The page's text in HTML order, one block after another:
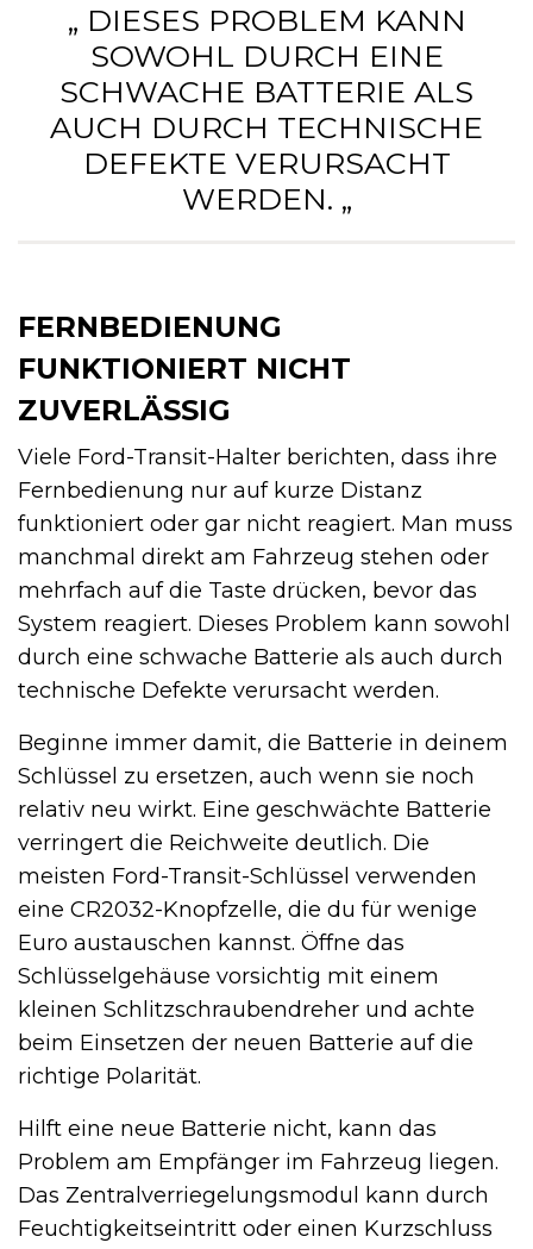
„ DIESES PROBLEM KANN
SOWOHL DURCH EINE
SCHWACHE BATTERIE ALS
AUCH DURCH TECHNISCHE
DEFEKTE VERURSACHT
WERDEN. „
FERNBEDIENUNG
FUNKTIONIERT NICHT
ZUVERLÄSSIG
Viele Ford-Transit-Halter berichten, dass ihre
Fernbedienung nur auf kurze Distanz
funktioniert oder gar nicht reagiert. Man muss
manchmal direkt am Fahrzeug stehen oder
mehrfach auf die Taste drücken, bevor das
System reagiert. Dieses Problem kann sowohl
durch eine schwache Batterie als auch durch
technische Defekte verursacht werden.
Beginne immer damit, die Batterie in deinem
Schlüssel zu ersetzen, auch wenn sie noch
relativ neu wirkt. Eine geschwächte Batterie
verringert die Reichweite deutlich. Die
meisten Ford-Transit-Schlüssel verwenden
eine CR2032-Knopfzelle, die du für wenige
Euro austauschen kannst. Öffne das
Schlüsselgehäuse vorsichtig mit einem
kleinen Schlitzschraubendreher und achte
beim Einsetzen der neuen Batterie auf die
richtige Polarität.
Hilft eine neue Batterie nicht, kann das
Problem am Empfänger im Fahrzeug liegen.
Das Zentralverriegelungsmodul kann durch
Feuchtigkeitseintritt oder einen Kurzschluss